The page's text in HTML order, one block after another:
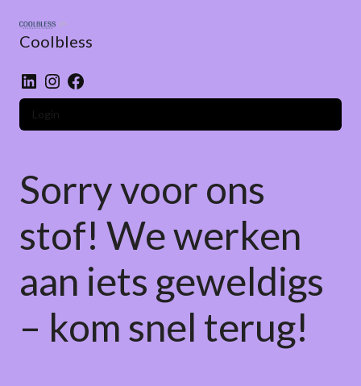
contentCoolbless
LinkedIn
Instagram
Facebook
Login
Sorry voor ons
stof! We werken
aan iets geweldigs
– kom snel terug!